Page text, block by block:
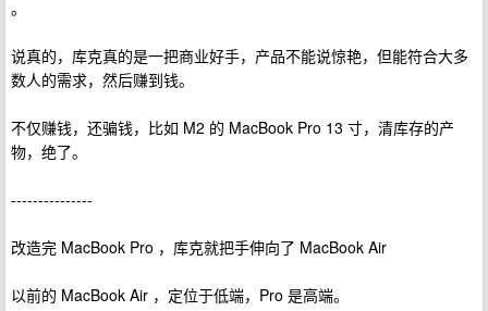
。
说真的，库克真的是一把商业好手，产品不能说惊艳，但能符合大多
数人的需求，然后赚到钱。
不仅赚钱，还骗钱，比如 M2 的 MacBook Pro 13 寸，清库存的产
物，绝了。
---------------
改造完 MacBook Pro ，库克就把手伸向了 MacBook Air
以前的 MacBook Air ，定位于低端，Pro 是高端。